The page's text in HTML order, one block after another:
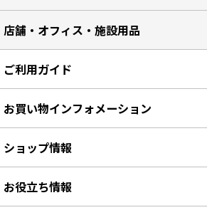
店舗・オフィス・施設用品
ご利用ガイド
お買い物インフォメーション
ショップ情報
お役立ち情報